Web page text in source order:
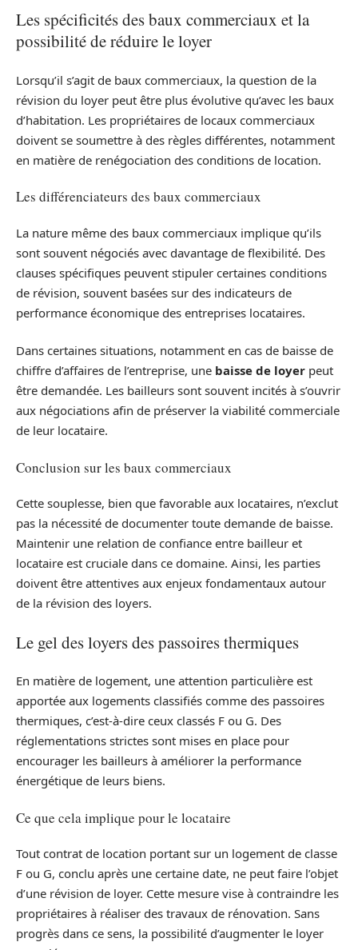
Les spécificités des baux commerciaux et la
possibilité de réduire le loyer
Lorsqu’il s’agit de baux commerciaux, la question de la
révision du loyer peut être plus évolutive qu’avec les baux
d’habitation. Les propriétaires de locaux commerciaux
doivent se soumettre à des règles différentes, notamment
en matière de renégociation des conditions de location.
Les différenciateurs des baux commerciaux
La nature même des baux commerciaux implique qu’ils
sont souvent négociés avec davantage de flexibilité. Des
clauses spécifiques peuvent stipuler certaines conditions
de révision, souvent basées sur des indicateurs de
performance économique des entreprises locataires.
Dans certaines situations, notamment en cas de baisse de
chiffre d’affaires de l’entreprise, une baisse de loyer peut
être demandée. Les bailleurs sont souvent incités à s’ouvrir
aux négociations afin de préserver la viabilité commerciale
de leur locataire.
Conclusion sur les baux commerciaux
Cette souplesse, bien que favorable aux locataires, n’exclut
pas la nécessité de documenter toute demande de baisse.
Maintenir une relation de confiance entre bailleur et
locataire est cruciale dans ce domaine. Ainsi, les parties
doivent être attentives aux enjeux fondamentaux autour
de la révision des loyers.
Le gel des loyers des passoires thermiques
En matière de logement, une attention particulière est
apportée aux logements classifiés comme des passoires
thermiques, c’est-à-dire ceux classés F ou G. Des
réglementations strictes sont mises en place pour
encourager les bailleurs à améliorer la performance
énergétique de leurs biens.
Ce que cela implique pour le locataire
Tout contrat de location portant sur un logement de classe
F ou G, conclu après une certaine date, ne peut faire l’objet
d’une révision de loyer. Cette mesure vise à contraindre les
propriétaires à réaliser des travaux de rénovation. Sans
progrès dans ce sens, la possibilité d’augmenter le loyer